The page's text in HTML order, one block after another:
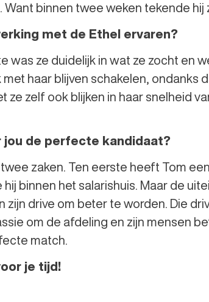
binnen twee weken tekende hij
met de Ethel ervaren?
was ze duidelijk in wat ze zocht en
met haar blijven schakelen, ondanks
ze zelf ook blijken in haar snelheid
jou de perfecte kandidaat?
zaken. Ten eerste heeft Tom
binnen het salarishuis. Maar de
zijn drive om beter te worden. Die
om de afdeling en zijn mensen
match.
je tijd!